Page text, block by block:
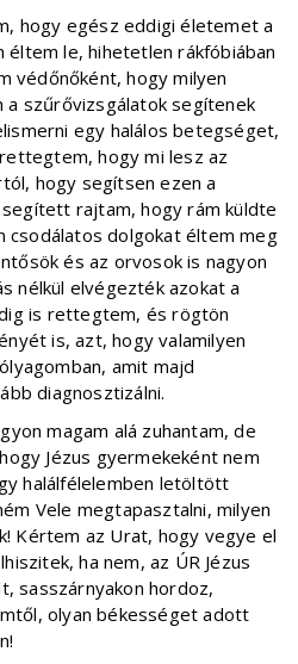
hogy egész eddigi életemet a
le, hihetetlen rákfóbiában
védőnőként, hogy milyen
a szűrővizsgálatok segítenek
egy halálos betegséget,
hogy mi lesz az
hogy segítsen ezen a
rajtam, hogy rám küldte
csodálatos dolgokat éltem meg
és az orvosok is nagyon
nélkül elvégezték azokat a
is rettegtem, és rögtön
is, azt, hogy valamilyen
amit majd
diagnosztizálni.
magam alá zuhantam, de
Jézus gyermekeként nem
halálfélelemben letöltött
Vele megtapasztalni, milyen
Kértem az Urat, hogy vegye el
ha nem, az ÚR Jézus
sasszárnyakon hordoz,
olyan békességet adott